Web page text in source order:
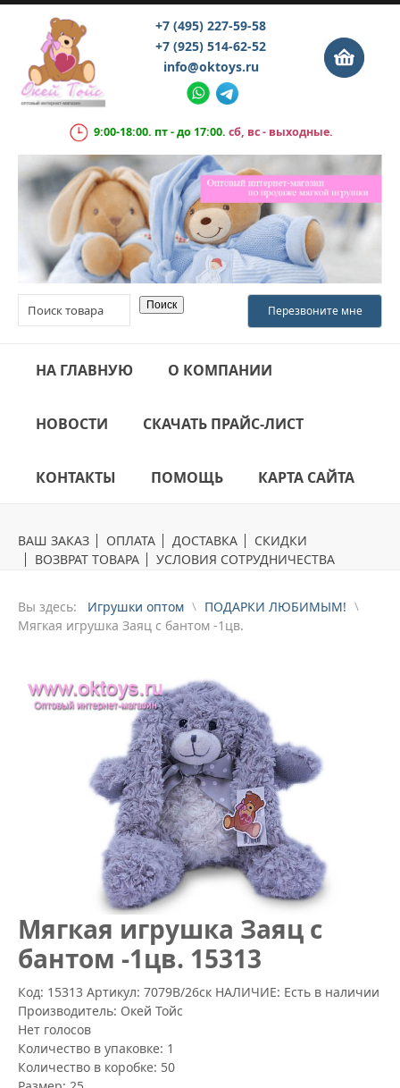
+7 (495) 227-59-58
+7 (925) 514-62-52
info@oktoys.ru
9:00-18:00. пт - до 17:00. сб, вс - выходные.
НА ГЛАВНУЮ О КОМПАНИИ
НОВОСТИ СКАЧАТЬ ПРАЙС-ЛИСТ
КОНТАКТЫ ПОМОЩЬ КАРТА САЙТА
ВАШ ЗАКАЗ ОПЛАТА ДОСТАВКА
СКИДКИ
ВОЗВРАТ ТОВАРА
УСЛОВИЯ СОТРУДНИЧЕСТВА
Вы здесь: Игрушки оптом
ПОДАРКИ ЛЮБИМЫМ!
Mягкая игрушка Заяц с бантом -1цв.
Mягкая игрушка Заяц с
бантом -1цв. 15313
Код: 15313 Артикул: 7079В/26ск НАЛИЧИЕ: Есть в наличии
Производитель: Окей Тойс
Нет голосов
Количество в упаковке: 1
Количество в коробке: 50